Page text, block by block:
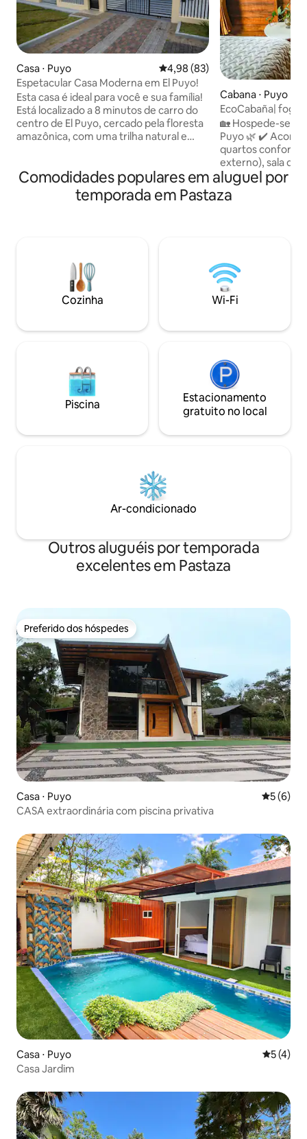
Casa ⋅ Puyo 4,98 de uma avaliação média
4,98 (83)
Espetacular Casa Moderna em El Puyo!
Esta casa é ideal para você e sua família!
Está localizado a 8 minutos de carro do
centro de El Puyo, cercado pela floresta
amazônica, com uma trilha natural e
energias. O espaço Casa espetacular de
450 m², com estilo moderno e luxuoso,
superconfortável, com ventilação
Cerca elétrica, alarme, câmeras de
Cabana ⋅ Puyo
EcoCabaña|
completa +
estacionamento
🏡 Hospede-se
Puyo 🌿 ✔️ Acomodação completa: 3
quartos
externo), sala de
cozinha equipada 🔥 Área de lareira
externa e
marshmallows,
externo + banheiro
Estacionamento
veículos 📍 A poucos minutos do centro
de Puyo
Comodidades populares em aluguel por
temporada em Pastaza
Cozinha Wi-Fi
Piscina
Estacionamento
gratuito no local
Ar-condicionado
Outros aluguéis por temporada
excelentes em Pastaza
Preferido dos hóspedes
Preferido dos hóspedes
Casa ⋅ Puyo 5 de
5 (6)
CASA extraordinária com piscina privativa
Casa ⋅ Puyo 5 de
5 (4)
Casa Jardim